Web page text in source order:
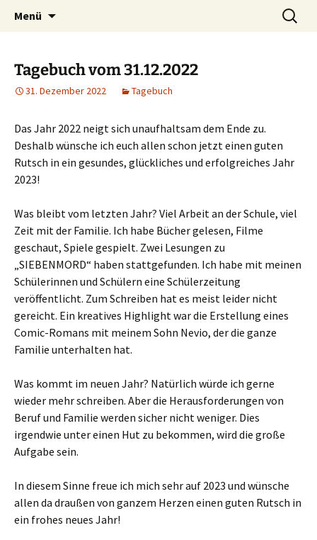
Timo Bader
Willkommen im Reich der Geschichten
Menü
Tagebuch vom 31.12.2022
31. Dezember 2022 Tagebuch
Das Jahr 2022 neigt sich unaufhaltsam dem Ende zu.
Deshalb wünsche ich euch allen schon jetzt einen guten
Rutsch in ein gesundes, glückliches und erfolgreiches Jahr
2023!
Was bleibt vom letzten Jahr? Viel Arbeit an der Schule, viel
Zeit mit der Familie. Ich habe Bücher gelesen, Filme
geschaut, Spiele gespielt. Zwei Lesungen zu
„SIEBENMORD“ haben stattgefunden. Ich habe mit meinen
Schülerinnen und Schülern eine Schülerzeitung
veröffentlicht. Zum Schreiben hat es meist leider nicht
gereicht. Ein kreatives Highlight war die Erstellung eines
Comic-Romans mit meinem Sohn Nevio, der die ganze
Familie unterhalten hat.
Was kommt im neuen Jahr? Natürlich würde ich gerne
wieder mehr schreiben. Aber die Herausforderungen von
Beruf und Familie werden sicher nicht weniger. Dies
irgendwie unter einen Hut zu bekommen, wird die große
Aufgabe sein.
In diesem Sinne freue ich mich sehr auf 2023 und wünsche
allen da draußen von ganzem Herzen einen guten Rutsch in
ein frohes neues Jahr!